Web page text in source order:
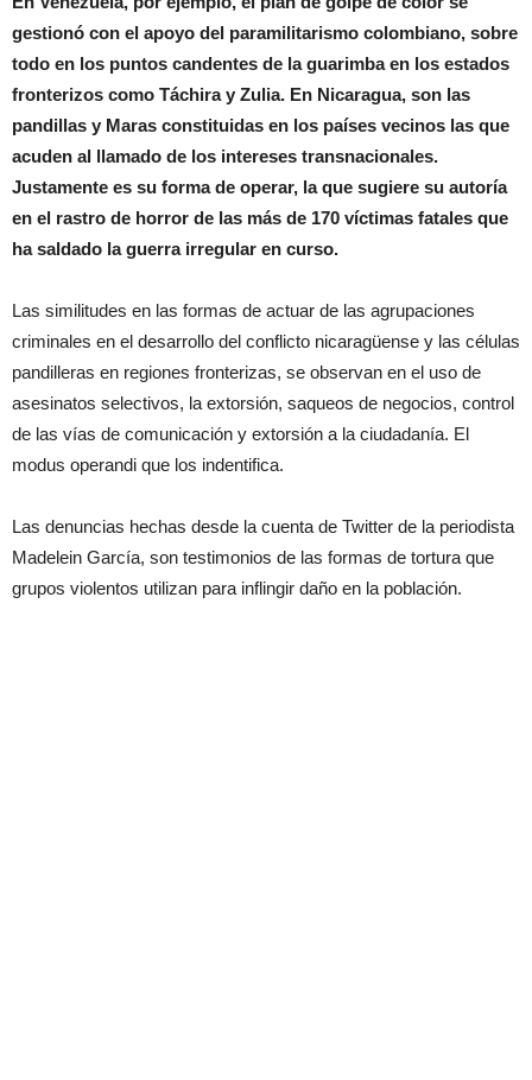
gestionó con el apoyo del paramilitarismo colombiano, sobre
todo en los puntos candentes de la guarimba en los estados
fronterizos como Táchira y Zulia. En Nicaragua, son las
pandillas y Maras constituidas en los países vecinos las que
acuden al llamado de los intereses transnacionales.
Justamente es su forma de operar, la que sugiere su autoría
en el rastro de horror de las más de 170 víctimas fatales que
ha saldado la guerra irregular en curso.
Las similitudes en las formas de actuar de las agrupaciones
criminales en el desarrollo del conflicto nicaragüense y las células
pandilleras en regiones fronterizas, se observan en el uso de
asesinatos selectivos, la extorsión, saqueos de negocios, control
de las vías de comunicación y extorsión a la ciudadanía. El
modus operandi que los indentifica.
Las denuncias hechas desde la cuenta de Twitter de la periodista
Madelein García, son testimonios de las formas de tortura que
grupos violentos utilizan para inflingir daño en la población.